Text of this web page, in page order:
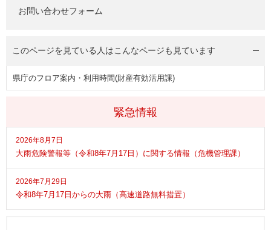
お問い合わせフォーム
緊急情報
2026年8月7日
大雨危険警報等（令和8年7月17日）に関する情報（危機管理課）
2026年7月29日
令和8年7月17日からの大雨（高速道路無料措置）
このページを見ている人はこんなページも見ています
県庁のフロア案内・利用時間(財産有効活用課)